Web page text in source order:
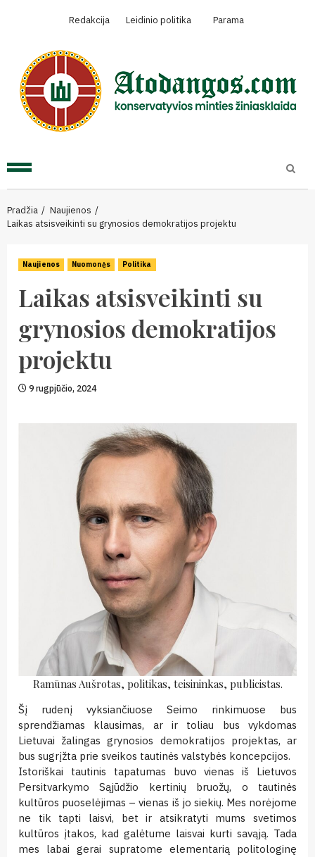
Redakcija Leidinio politika Parama
Primary
Pradžia
Naujienos
Laikas atsisveikinti su grynosios demokratijos projektu
Naujienos Nuomonės Politika
Laikas atsisveikinti su
grynosios demokratijos
projektu
9 rugpjūčio, 2024
Ramūnas Aušrotas, politikas, teisininkas, publicistas.
Šį rudenį vyksiančiuose Seimo rinkimuose bus
sprendžiamas klausimas, ar ir toliau bus vykdomas
Lietuvai žalingas grynosios demokratijos projektas, ar
bus sugrįžta prie sveikos tautinės valstybės koncepcijos.
Istoriškai tautinis tapatumas buvo vienas iš Lietuvos
Persitvarkymo Sąjūdžio kertinių bruožų, o tautinės
kultūros puoselėjimas – vienas iš jo siekių. Mes norėjome
ne tik tapti laisvi, bet ir atsikratyti mums svetimos
kultūros įtakos, kad galėtume laisvai kurti savąją. Tada
mes labai gerai supratome elementarią politologinę